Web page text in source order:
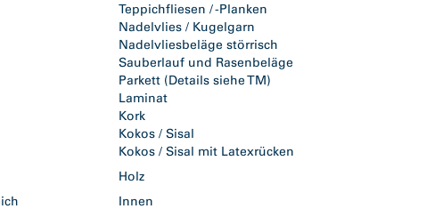
Teppichfliesen / -Planken
Nadelvlies / Kugelgarn
Nadelvliesbeläge störrisch
Sauberlauf und Rasenbeläge
Parkett (Details siehe TM)
Laminat
Kork
Kokos / Sisal
Kokos / Sisal mit Latexrücken
Holz
Innen